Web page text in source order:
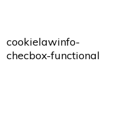
cookielawinfo-
checbox-functional